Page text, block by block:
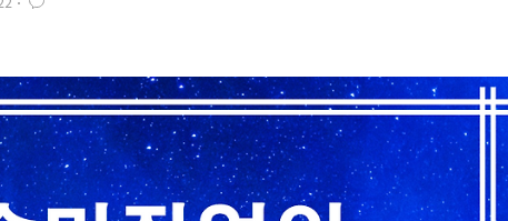
마신고 필요사항 1) 부동산 임대차계약서 등 승마시설의 사용권을 증명할